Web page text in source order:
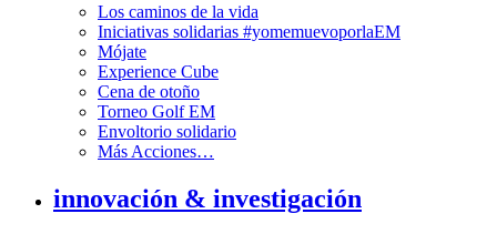
Los caminos de la vida
Iniciativas solidarias #yomemuevoporlaEM
Mójate
Experience Cube
Cena de otoño
Torneo Golf EM
Envoltorio solidario
Más Acciones…
innovación & investigación